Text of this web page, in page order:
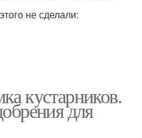
не сделали:
кустарников.
для